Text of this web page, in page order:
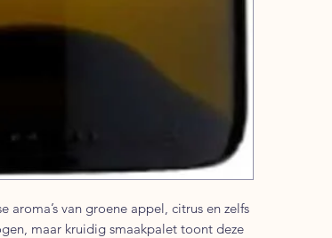
aroma’s van groene appel, citrus en zelfs
maar kruidig smaakpalet toont deze